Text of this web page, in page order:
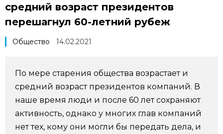
Фото/Видео
Разделы
Люди
Блог
Политика
Популярные статьи
Японский язык
Японский калейдоскоп
official SNS
средний возраст президентов
перешагнул 60-летний рубеж
Общество 14.02.2021
По мере старения общества возрастает и
средний возраст президентов компаний. В
наше время люди и после 60 лет сохраняют
активность, однако у многих глав компаний
нет тех, кому они могли бы передать дела, и